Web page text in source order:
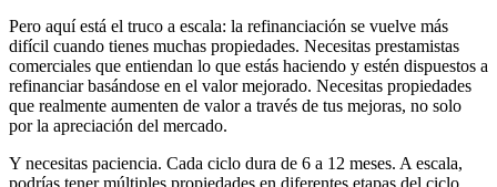
Pero aquí está el truco a escala: la refinanciación se vuelve más
difícil cuando tienes muchas propiedades. Necesitas prestamistas
comerciales que entiendan lo que estás haciendo y estén dispuestos a
refinanciar basándose en el valor mejorado. Necesitas propiedades
que realmente aumenten de valor a través de tus mejoras, no solo
por la apreciación del mercado.
Y necesitas paciencia. Cada ciclo dura de 6 a 12 meses. A escala,